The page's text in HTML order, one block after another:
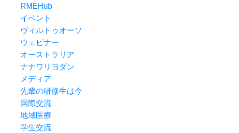
RMEHub
イベント
ヴィルトゥオーソ
ウェビナー
オーストラリア
ナナワリヨダン
メディア
先輩の研修生は今
国際交流
地域医療
学生交流